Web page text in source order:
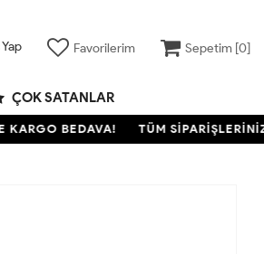
Favorilerim Sepetim [0]
ÇOK SATANLAR
BEDAVA! TÜM